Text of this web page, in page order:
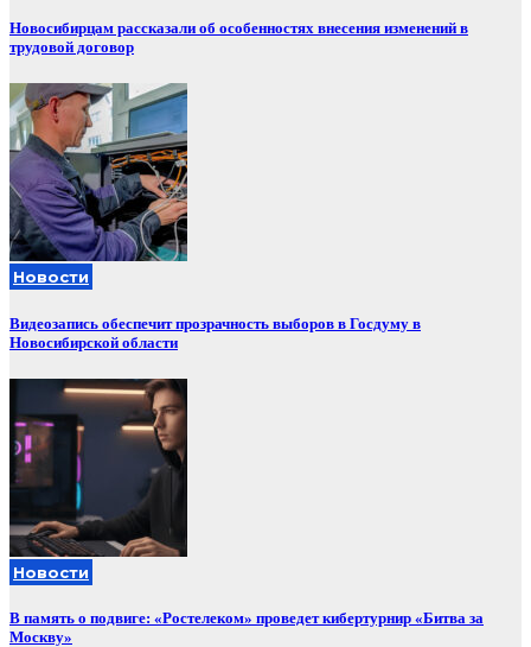
Новосибирцам рассказали об особенностях внесения изменений в
трудовой договор
Новости
Видеозапись обеспечит прозрачность выборов в Госдуму в
Новосибирской области
Новости
В память о подвиге: «Ростелеком» проведет кибертурнир «Битва за
Москву»